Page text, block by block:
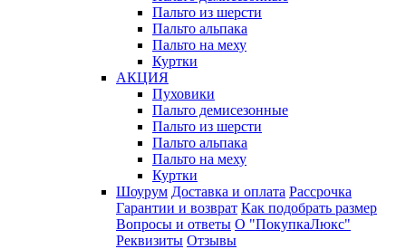
Пальто из шерсти
Пальто альпака
Пальто на меху
Куртки
АКЦИЯ
Пуховики
Пальто демисезонные
Пальто из шерсти
Пальто альпака
Пальто на меху
Куртки
Шоурум Доставка и оплата Рассрочка
Гарантии и возврат Как подобрать размер
Вопросы и ответы О "ПокупкаЛюкс"
Реквизиты Отзывы